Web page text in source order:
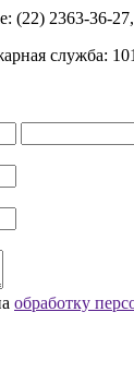
(22) 2363-36-
служба:
обработку